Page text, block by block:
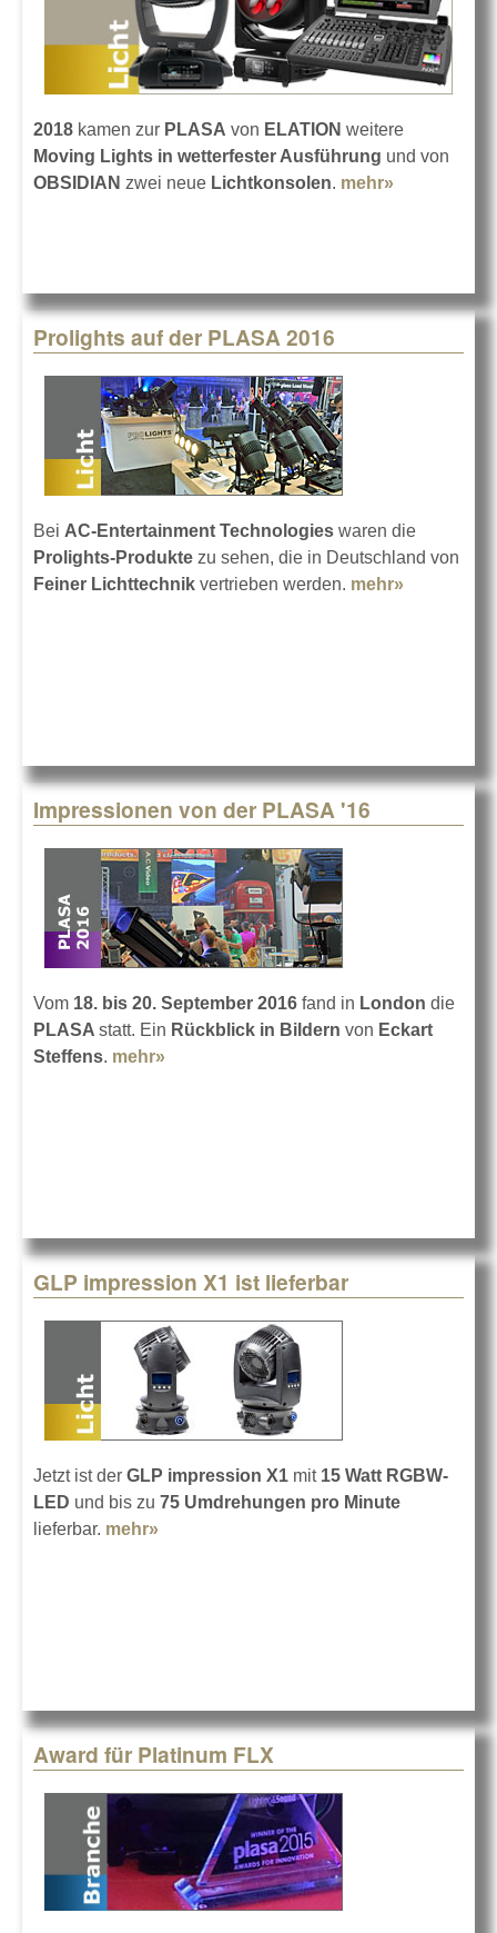
2018 kamen zur PLASA von ELATION weitere
Moving Lights in wetterfester Ausführung und von
OBSIDIAN zwei neue Lichtkonsolen. mehr»
auf der
PLASA
Prolights auf der PLASA 2016
Bei AC-Entertainment Technologies waren die
Prolights-Produkte zu sehen, die in Deutschland von
Feiner Lichttechnik vertrieben werden. mehr»
Impressionen von der PLASA '16
Vom 18. bis 20. September 2016 fand in London die
PLASA statt. Ein Rückblick in Bildern von Eckart
Steffens. mehr»
GLP impression X1 ist lieferbar
Jetzt ist der GLP impression X1 mit 15 Watt RGBW-
LED und bis zu 75 Umdrehungen pro Minute
lieferbar. mehr»
Award für Platinum FLX